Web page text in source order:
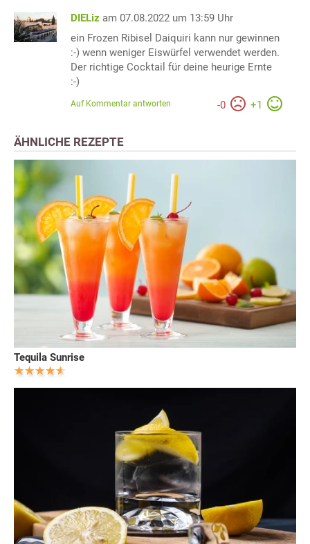
DIELiz am 07.08.2022 um 13:59 Uhr
ein Frozen Ribisel Daiquiri kann nur gewinnen
:-) wenn weniger Eiswürfel verwendet werden.
Der richtige Cocktail für deine heurige Ernte
:-)
-0 +1
Auf Kommentar antworten
ÄHNLICHE REZEPTE
Tequila Sunrise